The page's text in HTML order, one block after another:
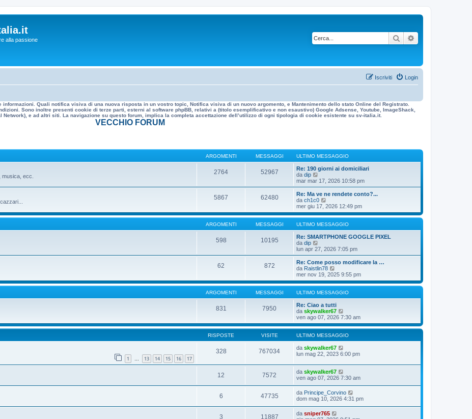
alla passione Cerca
Login
Iscriviti
Quali notifica visiva di una nuova risposta in un vostro topic, Notifica visiva di un nuovo argomento, e Mantenimento dello stato Online del Registrato.
Sono inoltre presenti cookie di terze parti, esterni al software phpBB, relativi a (titolo esemplificativo e non esaustivo) Google Adsense, Youtube, ImageShack,
Network), e ad altri siti. La navigazione su questo forum, implica la completa accettazione dell’utilizzo di ogni tipologia di cookie esistente su sv-italia.it.
VECCHIO FORUM
ARGOMENTI MESSAGGI ULTIMO MESSAGGIO
ecc.
2764 52967
Re: 190 giorni ai domiciliari
da dip
e
d
i
u
l
i
m
o
m
s
s
g
g
i
o
mar mar 17, 2026 10:58 pm
5867 62480
Re: Ma ve ne rendete conto?...
da ch1c0
e
d
i
u
l
t
m
o
m
e
s
a
g
g
i
o
mer giu 17, 2026 12:49 pm
ARGOMENTI MESSAGGI ULTIMO MESSAGGIO
598 10195
Re: SMARTPHONE GOOGLE PIXEL
da dip
e
d
i
u
l
i
m
o
m
e
s
a
g
g
i
o
lun apr 27, 2026 7:05 pm
62 872
Re: Come posso modificare la …
da Raistlin78
e
d
i
u
l
t
i
m
o
m
e
s
s
a
g
i
o
mer nov 19, 2025 9:55 pm
ARGOMENTI MESSAGGI ULTIMO MESSAGGIO
831 7950
Re: Ciao a tutti
da skywalker67
e
d
i
u
l
i
o
e
a
g
g
ven ago 07, 2026 7:30 am
RISPOSTE VISITE ULTIMO MESSAGGIO
1 … 13 14 15 16 17
328 767034 da skywalker67
lun mag 22, 2023 6:00 pm
12 7572 da skywalker67
ven ago 07, 2026 7:30 am
6 47735 da Principe_Corvino
dom mag 10, 2026 4:31 pm
3 11887 da sniper765